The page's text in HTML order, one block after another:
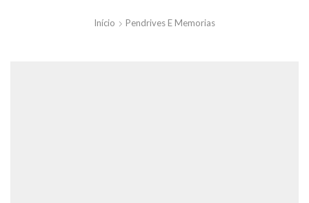
Início Pendrives E Memorias